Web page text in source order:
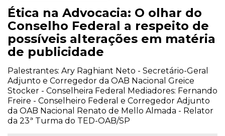
Ética na Advocacia: O olhar do
Conselho Federal a respeito de
possíveis alterações em matéria
de publicidade
Palestrantes: Ary Raghiant Neto - Secretário-Geral
Adjunto e Corregedor da OAB Nacional Greice
Stocker - Conselheira Federal Mediadores: Fernando
Freire - Conselheiro Federal e Corregedor Adjunto
da OAB Nacional Renato de Mello Almada - Relator
da 23ª Turma do TED-OAB/SP